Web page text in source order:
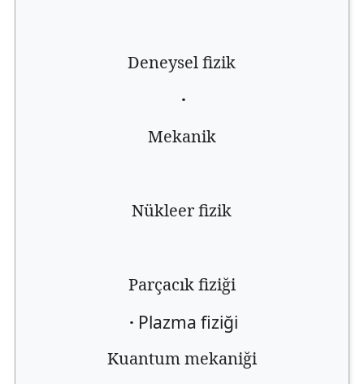
Deneysel fizik
·
Mekanik
Nükleer fizik
Parçacık fiziği
· Plazma fiziği
Kuantum mekaniği